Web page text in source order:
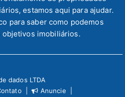
estamos aqui para ajudar.
para saber como podemos
objetivos imobiliários.
dados LTDA
| Anuncie |